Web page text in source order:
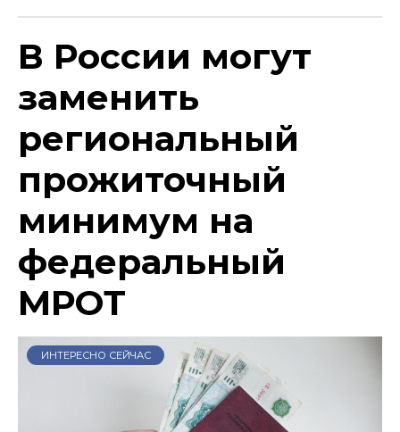
В России могут
заменить
региональный
прожиточный
минимум на
федеральный
МРОТ
ИНТЕРЕСНО СЕЙЧАС